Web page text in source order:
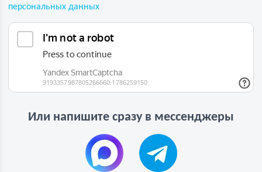
персональных данных
Или напишите сразу в мессенджеры